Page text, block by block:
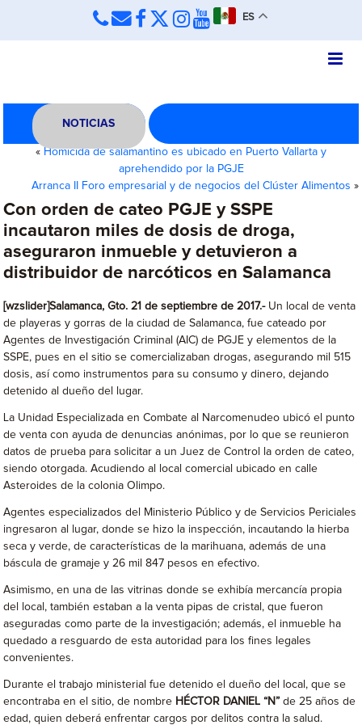
ES
NOTICIAS
« Homicida de salamantino es ubicado en Puerto Vallarta y
aprehendido por la PGJE
Arranca II Foro empresarial y de negocios del Clúster Alimentos »
Con orden de cateo PGJE y SSPE
incautaron miles de dosis de droga,
aseguraron inmueble y detuvieron a
distribuidor de narcóticos en Salamanca
[wzslider]Salamanca, Gto. 21 de septiembre de 2017.-Un local de venta
de playeras y gorras de la ciudad de Salamanca, fue cateado por
Agentes de Investigación Criminal (AIC) de PGJE y elementos de la
SSPE, pues en el sitio se comercializaban drogas, asegurando mil 515
dosis, así como instrumentos para su consumo y dinero, dejando
detenido al dueño del lugar.
La Unidad Especializada en Combate al Narcomenudeo ubicó el punto
de venta con ayuda de denuncias anónimas, por lo que se reunieron
datos de prueba para solicitar a un Juez de Control la orden de cateo,
siendo otorgada. Acudiendo al local comercial ubicado en calle
Asteroides de la colonia Olimpo.
Agentes especializados del Ministerio Público y de Servicios Periciales
ingresaron al lugar, donde se hizo la inspección, incautando la hierba
seca y verde, de características de la marihuana, además de una
báscula de gramaje y 26 mil 847 pesos en efectivo.
Asimismo, en una de las vitrinas donde se exhibía mercancía propia
del local, también estaban a la venta pipas de cristal, que fueron
aseguradas como parte de la investigación; además, el inmueble ha
quedado a resguardo de esta autoridad para los fines legales
convenientes.
Durante el trabajo ministerial fue detenido el dueño del local, que se
encontraba en el sitio, de nombre HÉCTOR DANIEL “N” de 25 años de
edad, quien deberá enfrentar cargos por delitos contra la salud.